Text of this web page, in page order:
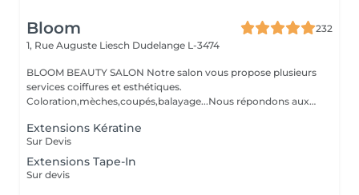
Bloom
232
1, Rue Auguste Liesch Dudelange L-3474
BLOOM BEAUTY SALON Notre salon vous propose plusieurs
services coiffures et esthétiques.
Coloration,mèches,coupés,balayage...Nous répondons aux
Extensions Kératine
Sur Devis
Extensions Tape-In
Sur devis